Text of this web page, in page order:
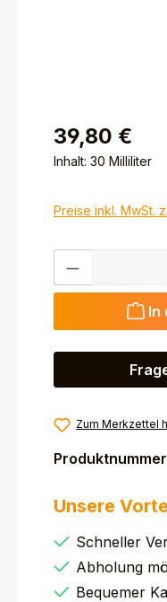
39,80 €
Inhalt: 30 Milliliter
Preise inkl. MwSt.
Produkt
In
Zum Merkzettel
Unsere
Schneller
Abholung
Bequemer